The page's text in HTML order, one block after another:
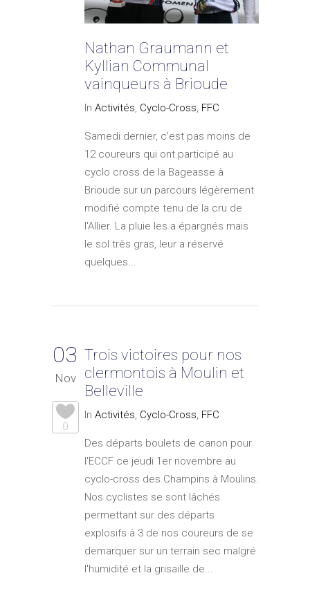
Nathan Graumann et
Kyllian Communal
vainqueurs à Brioude
In Activités, Cyclo-Cross, FFC
Samedi dernier, c'est pas moins de
12 coureurs qui ont participé au
cyclo cross de la Bageasse à
Brioude sur un parcours légèrement
modifié compte tenu de la cru de
l'Allier. La pluie les a épargnés mais
le sol très gras, leur a réservé
quelques...
03
Nov
0
Trois victoires pour nos
clermontois à Moulin et
Belleville
In Activités, Cyclo-Cross, FFC
Des départs boulets de canon pour
l'ECCF ce jeudi 1er novembre au
cyclo-cross des Champins à Moulins.
Nos cyclistes se sont lâchés
permettant sur des départs
explosifs à 3 de nos coureurs de se
demarquer sur un terrain sec malgré
l'humidité et la grisaille de...